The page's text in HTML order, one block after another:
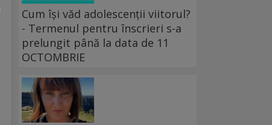
Cum își văd adolescenții viitorul?
- Termenul pentru înscrieri s-a
prelungit până la data de 11
OCTOMBRIE